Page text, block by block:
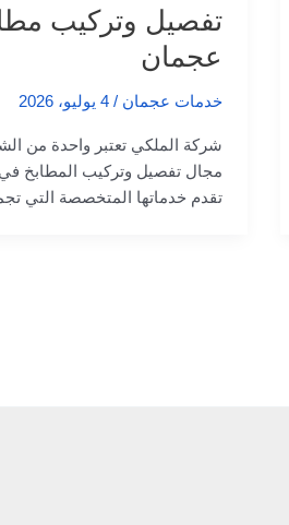
تفصيل وتركيب
عجمان
خدمات عجمان / 4 يوليو، 2026
شركة الملكي تعتبر واحدة من
مجال تفصيل وتركيب المطابخ
تقدم خدماتها المتخصصة التي